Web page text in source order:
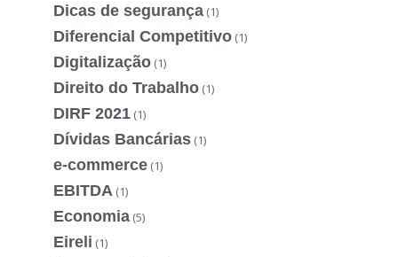
Dicas de segurança (1)
Diferencial Competitivo (1)
Digitalização (1)
Direito do Trabalho (1)
DIRF 2021 (1)
Dívidas Bancárias (1)
e-commerce (1)
EBITDA (1)
Economia (5)
Eireli (1)